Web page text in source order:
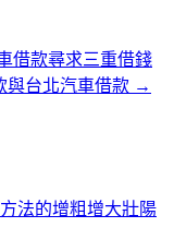
借款尋求三重借錢
與台北汽車借款 →
法的增粗增大壯陽